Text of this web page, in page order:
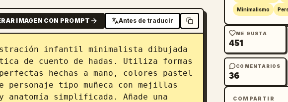
IMAGEN CON PROMPT Antes de traducir
infantil minimalista dibujada
de cuento de hadas. Utiliza formas
hechas a mano, colores pastel
tipo muñeca con mejillas
simplificada. Añade una
Minimalismo
ME GUSTA
451
COMENTARIOS
36
COMPARTIR